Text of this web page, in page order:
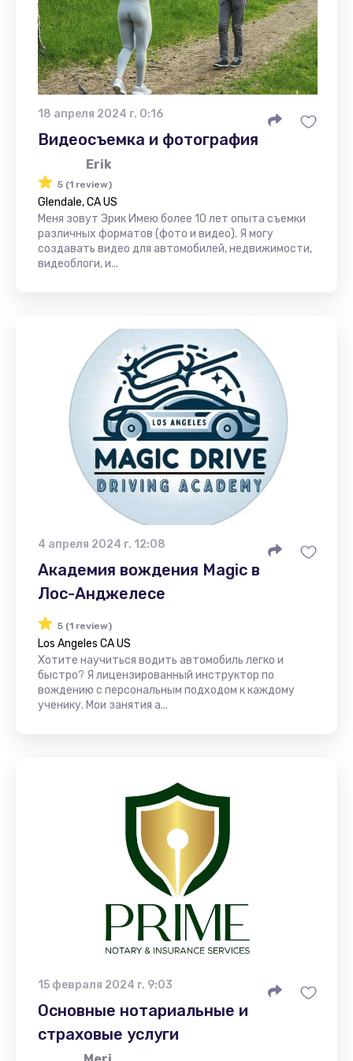
18 апреля 2024 г. 0:16
Видеосъемка и фотография
Erik
5 (1 review)
Glendale, CA US
Меня зовут Эрик Имею более 10 лет опыта съемки
различных форматов (фото и видео). Я могу
создавать видео для автомобилей, недвижимости,
видеоблоги, и...
4 апреля 2024 г. 12:08
Академия вождения Magic в
Лос-Анджелесе
5 (1 review)
Los Angeles CA US
Хотите научиться водить автомобиль легко и
быстро? Я лицензированный инструктор по
вождению с персональным подходом к каждому
ученику. Мои занятия а...
15 февраля 2024 г. 9:03
Основные нотариальные и
страховые услуги